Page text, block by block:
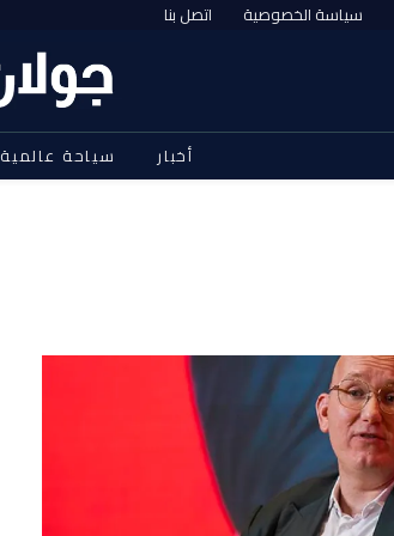
سياسة الخصوصية اتصل بنا
أخبار سياحة عالمية